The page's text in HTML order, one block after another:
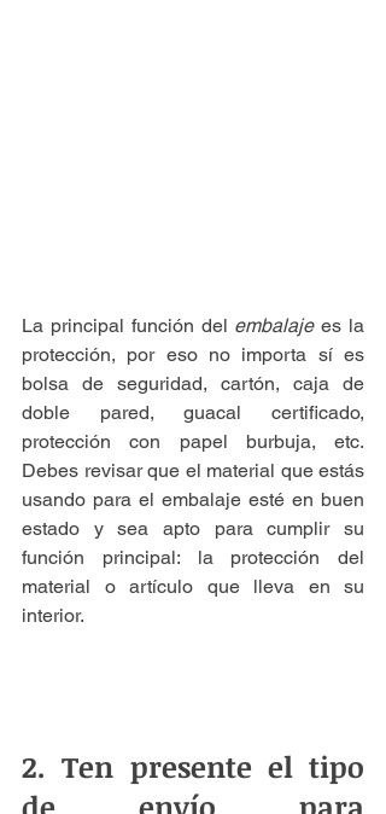
La principal función del embalaje es la
protección, por eso no importa sí es
bolsa de seguridad, cartón, caja de
doble pared, guacal certificado,
protección con papel burbuja, etc.
Debes revisar que el material que estás
usando para el embalaje esté en buen
estado y sea apto para cumplir su
función principal: la protección del
material o artículo que lleva en su
interior.
2. Ten presente el tipo
de envío para